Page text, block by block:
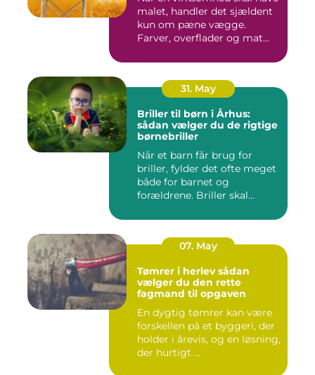
malet, handler det sjældent
kun om pæne vægge.
Farver, overflader og mat...
31. May
Briller til børn i Århus:
sådan vælger du de rigtige
børnebriller
Når et barn får brug for
briller, fylder det ofte meget
både for barnet og
forældrene. Briller skal...
07. May
Tømrer i herlev sådan
vælger du den rette
fagmand til opgaven
En dygtig tømrer kan være
forskellen på et byggeri, der
holder i årevis, og en løsning,
der hurtigt ...